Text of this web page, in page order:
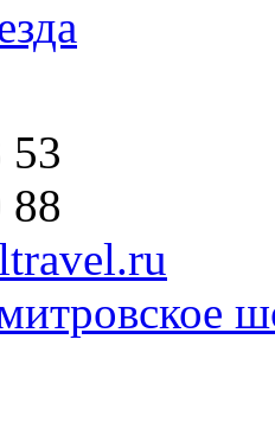
53
88